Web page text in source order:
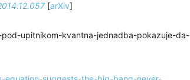
[arXiv]
upitnikom-kvantna-jednadba-pokazuje-da-